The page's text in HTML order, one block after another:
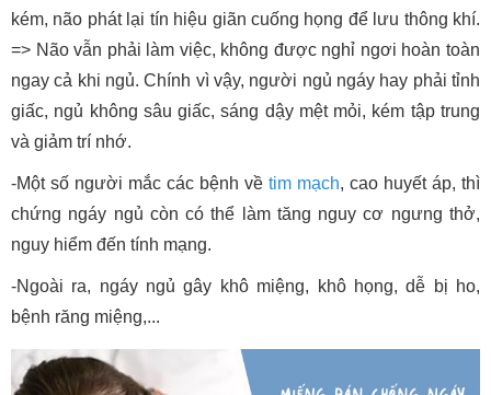
kém, não phát lại tín hiệu giãn cuống họng để lưu thông khí.
=> Não vẫn phải làm việc, không được nghỉ ngơi hoàn toàn
ngay cả khi ngủ. Chính vì vậy, người ngủ ngáy hay phải tỉnh
giấc, ngủ không sâu giấc, sáng dậy mệt mỏi, kém tập trung
và giảm trí nhớ.
-Một số người mắc các bệnh về tim mạch, cao huyết áp, thì
chứng ngáy ngủ còn có thể làm tăng nguy cơ ngưng thở,
nguy hiểm đến tính mạng.
-Ngoài ra, ngáy ngủ gây khô miệng, khô họng, dễ bị ho,
bệnh răng miệng,...